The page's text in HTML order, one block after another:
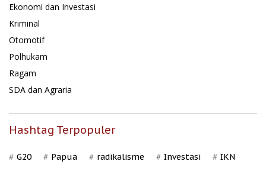
Ekonomi dan Investasi
Kriminal
Otomotif
Polhukam
Ragam
SDA dan Agraria
Hashtag Terpopuler
G20 Papua radikalisme Investasi IKN